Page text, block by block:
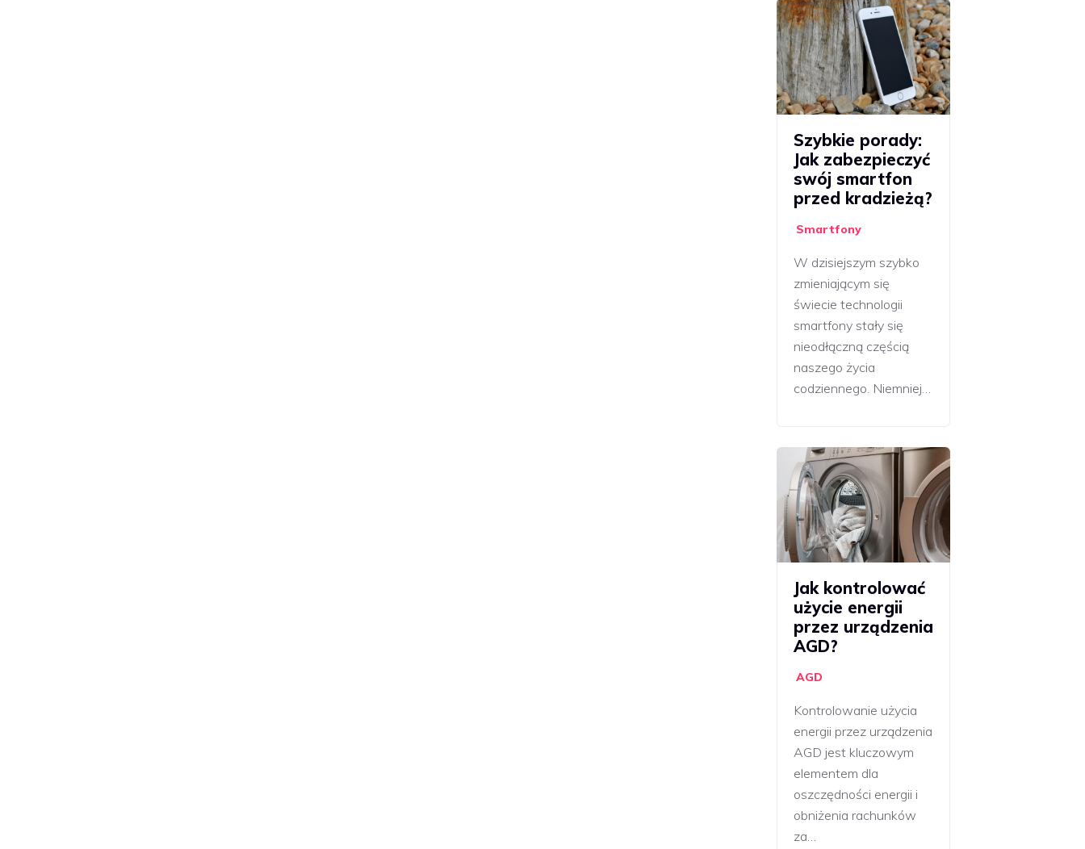
Szybkie porady:
Jak zabezpieczyć
swój smartfon
przed kradzieżą?
Smartfony
W dzisiejszym szybko
zmieniającym się
świecie technologii
smartfony stały się
nieodłączną częścią
naszego życia
codziennego. Niemniej…
Jak kontrolować
użycie energii
przez urządzenia
AGD?
AGD
Kontrolowanie użycia
energii przez urządzenia
AGD jest kluczowym
elementem dla
oszczędności energii i
obniżenia rachunków
za…